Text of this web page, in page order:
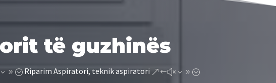
të guzhinës
Riparim Aspiratori, teknik aspiratori &#x39;